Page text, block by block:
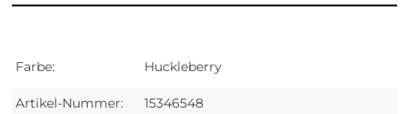
Farbe: Huckleberry
Artikel-Nummer: 15346548